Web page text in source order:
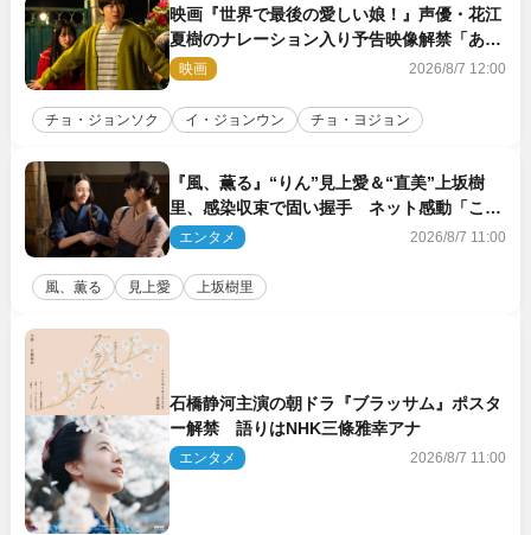
映画『世界で最後の愛しい娘！』声優・花江
夏樹のナレーション入り予告映像解禁「あふ
れ出る温かさに涙が止まらない！」
映画 2026/8/7 12:00
チョ・ジョンソク イ・ジョンウン チョ・ヨジョン
『風、薫る』“りん”見上愛＆“直美”上坂樹
里、感染収束で固い握手 ネット感動「この
バディは最強」「アツい」
エンタメ 2026/8/7 11:00
風、薫る 見上愛 上坂樹里
石橋静河主演の朝ドラ『ブラッサム』ポスタ
ー解禁 語りはNHK三條雅幸アナ
エンタメ 2026/8/7 11:00